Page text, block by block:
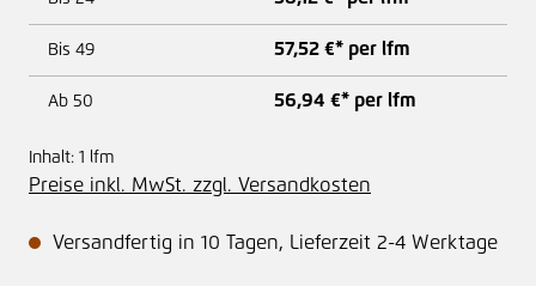
Bis 49 57,52 €* per lfm
Ab 50 56,94 €* per lfm
Inhalt: 1 lfm
Preise inkl. MwSt. zzgl. Versandkosten
Versandfertig in 10 Tagen, Lieferzeit 2-4 Werktage